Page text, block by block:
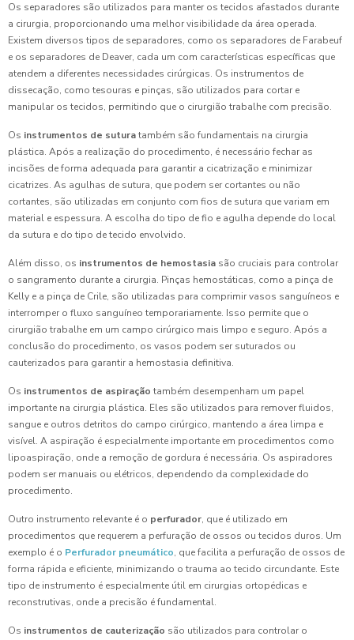
Os separadores são utilizados para manter os tecidos afastados durante
a cirurgia, proporcionando uma melhor visibilidade da área operada.
Existem diversos tipos de separadores, como os separadores de Farabeuf
e os separadores de Deaver, cada um com características específicas que
atendem a diferentes necessidades cirúrgicas. Os instrumentos de
dissecação, como tesouras e pinças, são utilizados para cortar e
manipular os tecidos, permitindo que o cirurgião trabalhe com precisão.
Os instrumentos de suturatambém são fundamentais na cirurgia
plástica. Após a realização do procedimento, é necessário fechar as
incisões de forma adequada para garantir a cicatrização e minimizar
cicatrizes. As agulhas de sutura, que podem ser cortantes ou não
cortantes, são utilizadas em conjunto com fios de sutura que variam em
material e espessura. A escolha do tipo de fio e agulha depende do local
da sutura e do tipo de tecido envolvido.
Além disso, os instrumentos de hemostasia são cruciais para controlar
o sangramento durante a cirurgia. Pinças hemostáticas, como a pinça de
Kelly e a pinça de Crile, são utilizadas para comprimir vasos sanguíneos e
interromper o fluxo sanguíneo temporariamente. Isso permite que o
cirurgião trabalhe em um campo cirúrgico mais limpo e seguro. Após a
conclusão do procedimento, os vasos podem ser suturados ou
cauterizados para garantir a hemostasia definitiva.
Os instrumentos de aspiração também desempenham um papel
importante na cirurgia plástica. Eles são utilizados para remover fluidos,
sangue e outros detritos do campo cirúrgico, mantendo a área limpa e
visível. A aspiração é especialmente importante em procedimentos como
lipoaspiração, onde a remoção de gordura é necessária. Os aspiradores
podem ser manuais ou elétricos, dependendo da complexidade do
procedimento.
Outro instrumento relevante é o perfurador, que é utilizado em
procedimentos que requerem a perfuração de ossos ou tecidos duros. Um
exemplo é o Perfurador pneumático, que facilita a perfuração de ossos de
forma rápida e eficiente, minimizando o trauma ao tecido circundante. Este
tipo de instrumento é especialmente útil em cirurgias ortopédicas e
reconstrutivas, onde a precisão é fundamental.
Os instrumentos de cauterização são utilizados para controlar o